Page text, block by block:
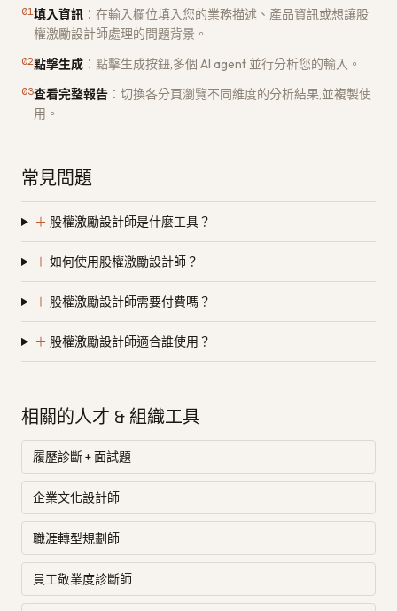
01填入資訊 ： 在輸入欄位填入您的業務描述、產品資訊或想讓股
權激勵設計師處理的問題背景。
02點擊生成 ： 點擊生成按鈕,多個 AI agent 並行分析您的輸入。
03查看完整報告 ： 切換各分頁瀏覽不同維度的分析結果,並複製使
用。
常見問題
＋ 股權激勵設計師是什麼工具？
＋ 如何使用股權激勵設計師？
＋ 股權激勵設計師需要付費嗎？
＋ 股權激勵設計師適合誰使用？
相關的人才 & 組織工具
履歷診斷 + 面試題
企業文化設計師
職涯轉型規劃師
員工敬業度診斷師